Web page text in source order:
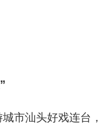
市汕头好戏连台，